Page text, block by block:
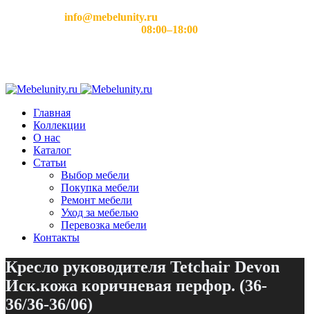
info@mebelunity.ru
08:00–18:00
Главная
Коллекции
О нас
Каталог
Статьи
Выбор мебели
Покупка мебели
Ремонт мебели
Уход за мебелью
Перевозка мебели
Контакты
Кресло руководителя Tetchair Devon
Иск.кожа коричневая перфор. (36-
36/36-36/06)